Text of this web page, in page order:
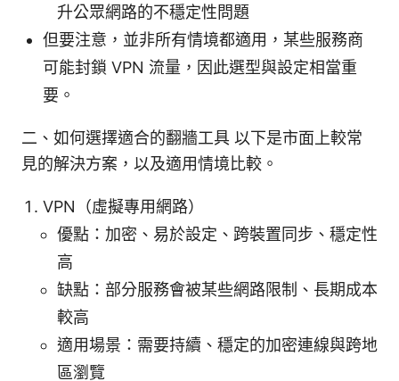
升公眾網路的不穩定性問題
但要注意，並非所有情境都適用，某些服務商
可能封鎖 VPN 流量，因此選型與設定相當重
要。
二、如何選擇適合的翻牆工具 以下是市面上較常
見的解決方案，以及適用情境比較。
VPN（虛擬專用網路）
優點：加密、易於設定、跨裝置同步、穩定性
高
缺點：部分服務會被某些網路限制、長期成本
較高
適用場景：需要持續、穩定的加密連線與跨地
區瀏覽